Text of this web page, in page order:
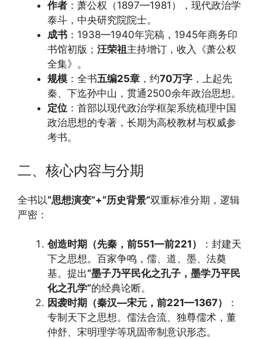
作者 ：萧公权（1897—1981），现代政治学
泰斗，中央研究院院士。
成书 ：1938—1940年完稿，1945年商务印
书馆初版； 汪荣祖 主持增订，收入《萧公权
全集》。
规模 ：全书五编25章 ，约70万字 ，上起先
秦、下迄孙中山，贯通2500余年政治思想。
定位 ：首部以现代政治学框架系统梳理中国
政治思想的专著，长期为高校教材与权威参
考书。
二、核心内容与分期
全书以“思想演变”+“历史背景”双重标准分期，逻辑
严密：
创造时期（先秦，前551—前221）
：封建天
下之思想。百家争鸣，儒、道、墨、法奠
基。提出“墨子乃平民化之孔子，墨学乃平民
化之孔学”的经典论断。
因袭时期（秦汉—宋元，前221—1367）
：
专制天下之思想。儒法合流、独尊儒术，董
仲舒、宋明理学等巩固帝制意识形态。